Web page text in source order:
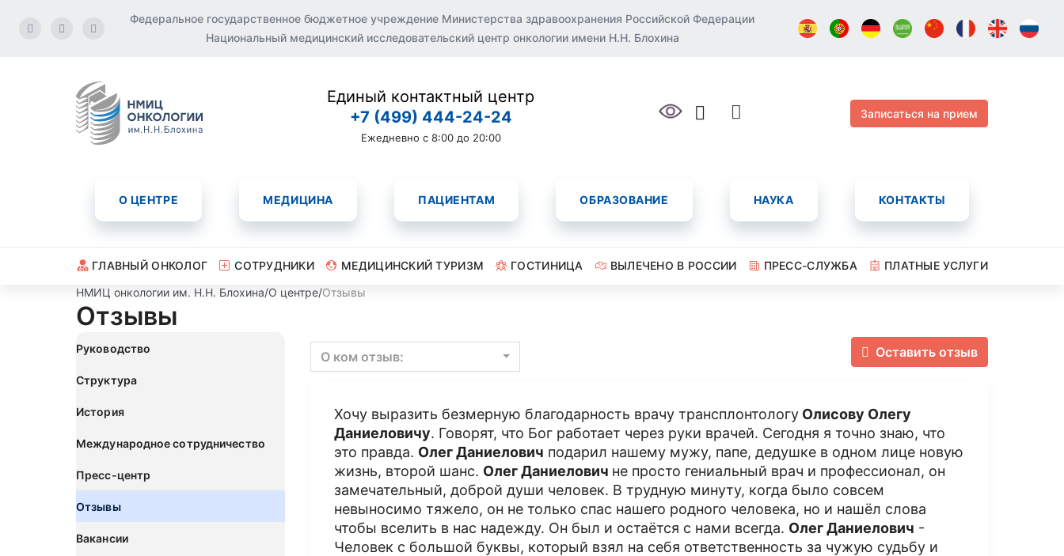
Федеральное государственное бюджетное учреждение Министерства здравоохранения Российской Федерации
Национальный медицинский исследовательский центр онкологии имени Н.Н. Блохина
Единый контактный центр
+7 (499) 444-24-24
Ежедневно с 8:00 до 20:00
Записаться на прием
О ЦЕНТРЕ МЕДИЦИНА ПАЦИЕНТАМ ОБРАЗОВАНИЕ НАУКА КОНТАКТЫ
ГЛАВНЫЙ ОНКОЛОГ СОТРУДНИКИ МЕДИЦИНСКИЙ ТУРИЗМ ГОСТИНИЦА ВЫЛЕЧЕНО В РОССИИ ПРЕСС-СЛУЖБА
ПЛАТНЫЕ УСЛУГИ
НМИЦ онкологии им. Н.Н. Блохина/О центре/Отзывы
Отзывы
Руководство
Структура
История
Международное сотрудничество
Пресс-центр
Отзывы
Вакансии
Оставить отзыв
О ком отзыв:
Хочу выразить безмерную благодарность врачу трансплонтологуОлисову Олегу
Даниеловичу. Говорят, что Бог работает через руки врачей. Сегодня я точно знаю, что
это правда. Олег Даниелович подарил нашему мужу, папе, дедушке в одном лице новую
жизнь, второй шанс. Олег Даниелович не просто гениальный врач и профессионал, он
замечательный, доброй души человек. В трудную минуту, когда было совсем
невыносимо тяжело, он не только спас нашего родного человека, но и нашёл слова
чтобы вселить в нас надежду. Он был и остаётся с нами всегда. Олег Даниелович -
Человек с большой буквы, который взял на себя ответственность за чужую судьбу и